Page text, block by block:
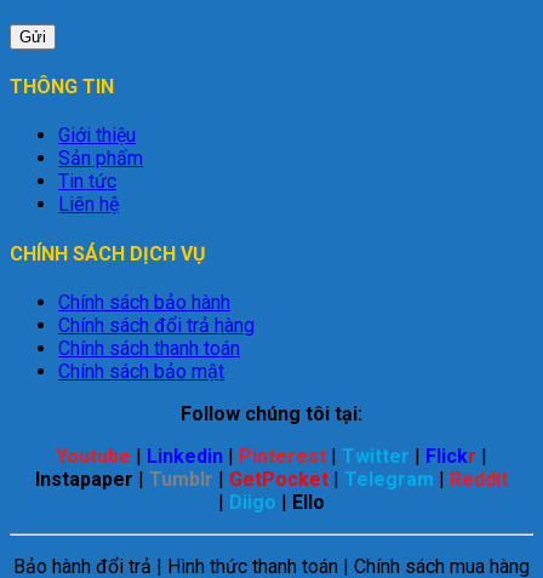
THÔNG TIN
Giới thiệu
Sản phẩm
Tin tức
Liên hệ
CHÍNH SÁCH DỊCH VỤ
Chính sách bảo hành
Chính sách đổi trả hàng
Chính sách thanh toán
Chính sách bảo mật
Follow chúng tôi tại:
Youtube | Linkedin | Pinterest | Twitter | Flickr |
Instapaper | Tumblr | GetPocket | Telegram | Reddit
| Diigo | Ello
Bảo hành đổi trả | Hình thức thanh toán | Chính sách mua hàng